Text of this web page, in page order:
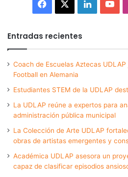
Facebook LinkedIn
Entradas recientes
Coach de Escuelas Aztecas
Football en Alemania
Estudiantes STEM de la UDLAP
La UDLAP reúne a expertos para
administración pública municipal
La Colección de Arte UDLAP
obras de artistas emergentes y
Académica UDLAP asesora un
capaz de clasificar episodios